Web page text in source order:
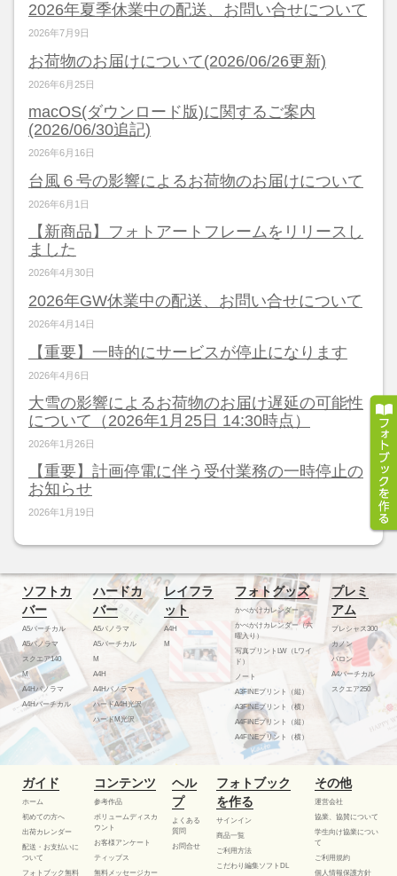
2026年夏季休業中の配送、お問い合せについて
2026年7月9日
お荷物のお届けについて(2026/06/26更新)
2026年6月25日
macOS(ダウンロード版)に関するご案内
(2026/06/30追記)
2026年6月16日
台風６号の影響によるお荷物のお届けについて
2026年6月1日
【新商品】フォトアートフレームをリリースし
ました
2026年4月30日
2026年GW休業中の配送、お問い合せについて
2026年4月14日
【重要】一時的にサービスが停止になります
2026年4月6日
大雪の影響によるお荷物のお届け遅延の可能性
について（2026年1月25日 14:30時点）
2026年1月26日
【重要】計画停電に伴う受付業務の一時停止の
お知らせ
2026年1月19日
ソフトカ
バー
A5バーチカル
A5パノラマ
スクエア140
M
A4Hパノラマ
A4Hバーチカル
ハードカ
バー
A5パノラマ
A5バーチカル
M
A4H
A4Hパノラマ
ハードA4H光沢
ハードM光沢
レイフラ
ット
A4H
M
フォトグッズ
かべかけカレンダー
かべかけカレンダー（六
曜入り）
写真プリントLW（Lワイ
ド）
ノート
A3FINEプリント（縦）
A3FINEプリント（横）
A4FINEプリント（縦）
A4FINEプリント（横）
プレミ
アム
プレシャス300
カノン
バロン
A4バーチカル
スクエア250
ガイド
ホーム
初めての方へ
出荷カレンダー
配送・お支払いに
ついて
フォトブック無料
コンテンツ
参考作品
ボリュームディスカ
ウント
お客様アンケート
ティップス
無料メッセージカー
ヘル
プ
よくある
質問
お問合せ
フォトブック
を作る
サインイン
商品一覧
ご利用方法
こだわり編集ソフトDL
その他
運営会社
協業、協賛について
学生向け協業につい
て
ご利用規約
個人情報保護方針